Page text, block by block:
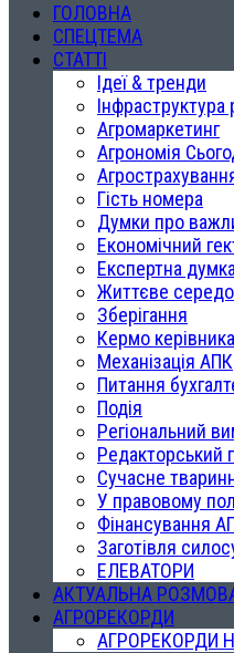
ГОЛОВНА
СПЕЦТЕМА
СТАТТІ
Ідеї & тренди
Інфраструктура
Агромаркетинг
Агрономія
Гість номера
Думки про
Економічний
Експертна думка
Життєве
Зберігання
Кермо керівника
Механізація АПК
Питання
Подія
Регіональний
Редакторський
Сучасне
У правовому
Фінансування
Заготівля
ЕЛЕВАТОРИ
АКТУАЛЬНА
АГРОРЕКОРДИ
АГРОРЕКОРДИ